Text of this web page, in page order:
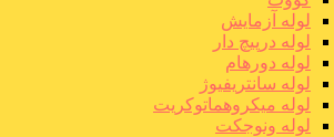
لوله آزمایش
لوله درپیچ دار
لوله دورهام
لوله سانتریفیوژ
لوله میکروهماتوکریت
لوله ونوجکت